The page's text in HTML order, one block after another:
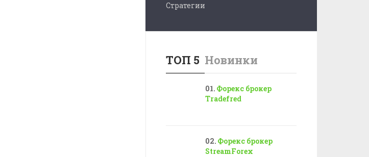
Стратегии
ТОП 5 Новинки
Форекс брокер
Tradefred
Форекс брокер
StreamForex